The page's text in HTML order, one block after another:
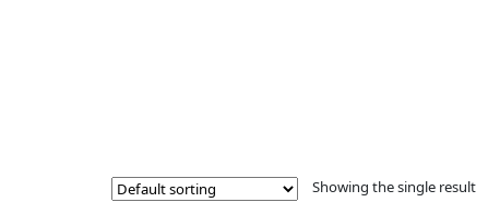
Showing the single result